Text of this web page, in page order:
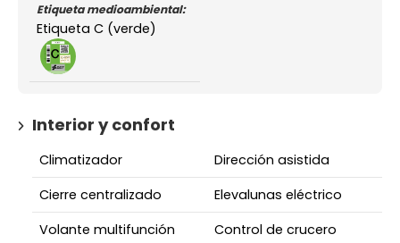
Etiqueta medioambiental:
Etiqueta C (verde)
Interior y confort
Climatizador
Dirección asistida
Cierre centralizado
Elevalunas eléctrico
Volante multifunción
Control de crucero